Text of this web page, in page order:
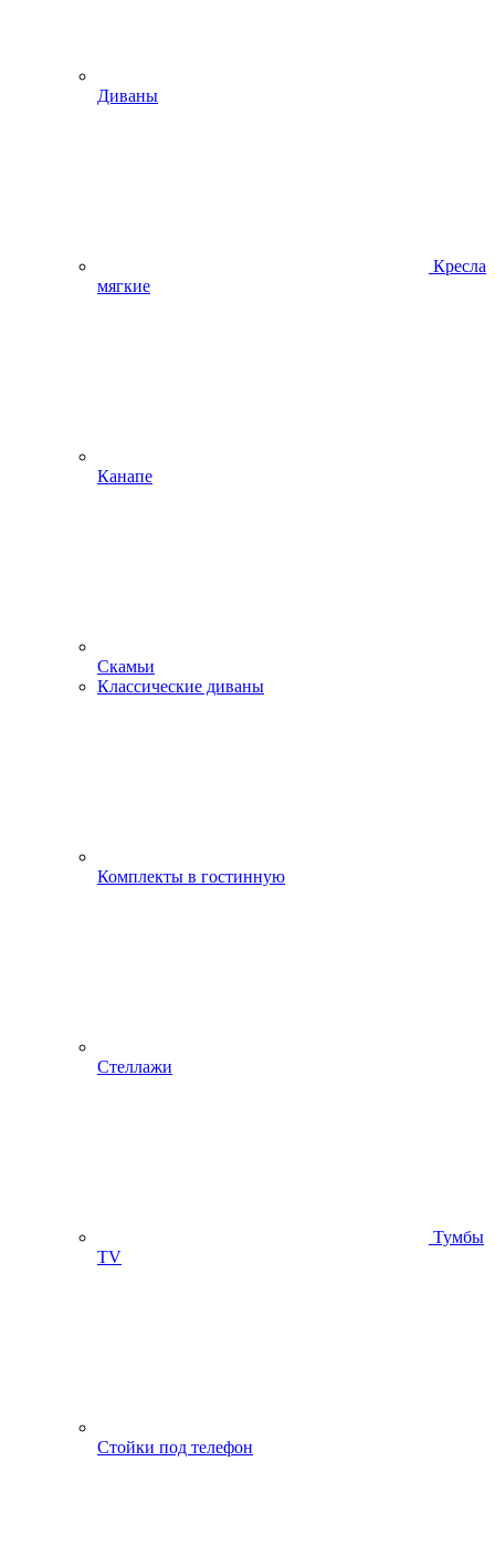
Диваны
Кресла
мягкие
Канапе
Скамьи
Классические диваны
Комплекты в гостинную
Стеллажи
Тумбы
ТV
Стойки под телефон